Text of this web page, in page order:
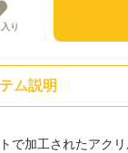
り
ム説明
で加工されたアク